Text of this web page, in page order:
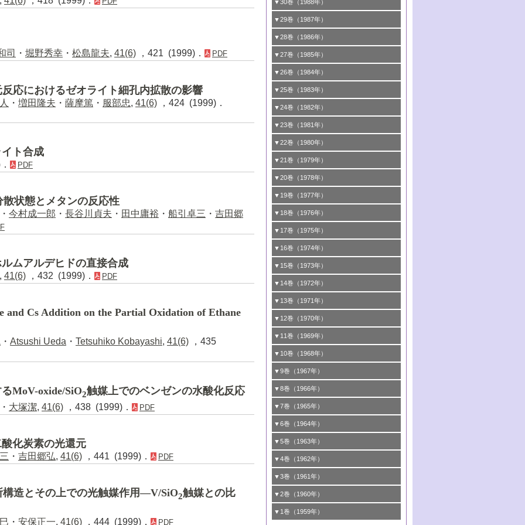
司 ・ 堀野秀幸 ・ 松島龍夫, 41(6) ，421 (1999)． PDF
応におけるゼオライト細孔内拡散の影響
・ 増田隆夫 ・ 薩摩篤 ・ 服部忠, 41(6) ，424 (1999)．
ト合成
PDF
状態とメタンの反応性
・ 今村成一郎 ・ 長谷川貞夫 ・ 田中庸裕 ・ 船引卓三 ・ 吉田郷
ムアルデヒドの直接合成
, 41(6) ，432 (1999)． PDF
and Cs Addition on the Partial Oxidation of Ethane
・ Atsushi Ueda ・ Tetsuhiko Kobayashi, 41(6) ，435
MoV-oxide/SiO2触媒上でのベンゼンの水酸化反応
・ 大塚潔, 41(6) ，438 (1999)． PDF
化炭素の光還元
・ 吉田郷弘, 41(6) ，441 (1999)． PDF
構造とその上での光触媒作用―V/SiO2触媒との比
・ 安保正一, 41(6) ，444 (1999)． PDF
7号 ダイナミックな領域への触媒研究の展
開/C1化学を中心とする21世紀への触媒
8号 マイクロポーラス・クリスタル触媒の
最近の進歩
7号 半導体光触媒の基礎と広がり
8号 最近話題の錯体触媒反応
5号 環境に優しい触媒
7号 クラスター化学とその周辺
8号 CO の化学的利用と触媒
4号 触媒調製の科学と技術の最前線
5号 形にこだわる触媒性能―外形，細孔構
造，表面形状から触媒・担体を考える
6号 第70回触媒討論会
7号 フロン問題と触媒の役割/形にこだわる
触媒性能―外形，細孔構造，表面形状から
触媒・担体を考える
8号 層間はどこまで利用できたか―層状化
合物の機能と特徴
3号 光触媒
4号 表面水素とバルク水素その触媒反応と
のかかわり
5号 生産プロセスにおける環境浄化
6号 第68回触媒討論会
7号 天然ガス利用と触媒技術
8号 広がるポリマー関連の触媒
2号 第65回触媒討論会
3号 有機金属化学の新しい展開と応用
4号 触媒プロセス開発マニュアル―探索か
ら工業化まで，知っておきたいこと
5号 生体関連触媒
6号 第66回触媒討論会
7号 実験技術シリーズ
8号 In-situ 測定による触媒表面の微視的構
2号 第63回触媒討論会
3号 くろもの処理触媒―最近の進歩
4号 不定比酸化物の構造，物性，触媒作用
6号 第64回触媒討論会
7号 《通常号》
8号 環境問題における触媒の役割
▼30巻（1988年）
1号 《通常号》
2号 第61回触媒討論会
3号 C―H結合の活性化
4号 センサと触媒
6号 第62回触媒討論会
7号 固体表面の化学設計と機能
8号 触媒学会創立30周年記念 創立30周年
にあたって/触媒学会創立30周年記念 触媒
化学の現状と展望
▼29巻（1987年）
1号 1987触媒研究の動向と展望
2号 第59回触媒討論会
3号 《通常号》
4号 触媒燃焼
6号 第60回触媒討論会
7号 電極の応用と機能をさぐる
8号 《通常号》
▼28巻（1986年）
1号 《通常号》
2号 第57回触媒討論会
3号 メタノール利用と触媒
4号 触媒構造の精密制御
6号 第58回触媒討論会
7号 触媒構造の精密制御
8号 触媒構造の精密制御
▼27巻（1985年）
1号 触媒研究におけるパソコンの利用
2号 第55回触媒討論会
3号 新しい有機合成と触媒
4号 触媒材料としての金属リン酸塩
な分子の活性化 水および低級アルカン
7号 金属微粒子とクラスターの触媒作用
8号 《通常号》
▼26巻（1984年）
1号 触媒のいろいろな応用
2号 第53回触媒討論会
3号 活性点の構造と機能
4号 活性点の構造と機能
6号 固体，錯体および生体触媒による簡単
2 2
▼25巻（1983年）
1号 <<通常号>>
2号 第51回触媒討論会
3号 希土類元素化合物の触媒作用
4号 <<通常号>>
6号 触媒・酵素の特異性とセンサー
▼24巻（1982年）
1号 第49回触媒討論会
2号 <<通常号>>
3号 Rhを越えられるか
4号 第50回触媒討論会
6号 <<通常号>>
▼23巻（1981年）
1号 第47回触媒討論会
2号 工業用触媒の特性と利用
3号 <<通常号>>
4号 第48回触媒討論会
6号 表面測定法の最近の進歩
▼22巻（1980年）
1号 第45回触媒討論会
2号 石炭
3号 資源・エネルギーと触媒
4号 第46回触媒討論会
6号 資源・エネルギーと触媒
▼21巻（1979年）
1号 均一系と不均一系における触媒作用の
2号 均一系と不均一系における触媒作用の
か
3号 均一系と不均一系における触媒作用の
5号 均一系と不均一系における触媒作用の
6号 均一系と不均一系における触媒作用の
関連
▼20巻（1978年）
1号 第42回触媒討論会
2号 触媒利用の新しい展開
3号 新しい担体を求めて/触媒利用の新しい
展開
4号 第43回触媒討論会
5号 <<通常号>>
▼19巻（1977年）
1号 第40回触媒討論会
2号 <<通常号>>
3号 <<通常号>>
4号 第41回触媒討論会
6号 触媒反応の分子レベルでのアプローチ
▼18巻（1976年）
1号 第38回触媒討論会
2号 <<通常号>>
3号 触媒寿命とその予測
4号 第39回触媒討論会
6号 <<通常号>>
▼17巻（1975年）
1号 第36回触媒討論会
2号 固体表面の新しい研究方法
3号 固体表面の新しい研究方法
4号 第37回触媒討論会
の反応性
▼16巻（1974年）
1号 第34回触媒討論会
2号 <<通常号>>
3号 <<通常号>>
4号 第35回触媒討論会
6号 シンポジウムエネルギー・資源・環境
▼15巻（1973年）
1号 第32回触媒討論会
2号 <<通常号>>
3号 触媒反応工学
4号 第33回触媒討論会
6号 環境問題
▼14巻（1972年）
1号 第30回触媒討論会
2号 新しい触媒とプロセス
3号 酵素触媒反応
4号 第31回触媒討論会
6号 <<通常号>>
▼13巻（1971年）
1号 第28回触媒討論会
2号 触媒研究法各論
3号 有機合成における錯体触媒
4号 第29回触媒討論会
6号 有機合成における錯体触媒
▼12巻（1970年）
1号 第26回触媒討論会
2号 触媒研究法
3号 <<通常号>>
4号 第27回触媒討論会
6号 <<通常号>>
▼11巻（1969年）
1号 第24回触媒討論会
2号 <<通常号>>
3号 <<通常号>>
4号 第25回触媒討論会
機構
機構
▼10巻（1968年）
1号 <<通常号>>
2号 <<通常号>>
3号 <<通常号>>
4号 <<通常号>>
6号 第23回触媒討論会
▼9巻（1967年）
1号 <<通常号>>
2号 <<通常号>>
3号 <<通常号>>
4号 <<通常号>>
6号 第21回触媒討論会
▼8巻（1966年）
1号 <<通常号>>
2号 <<通常号>>
3号 第19回触媒討論会
4号 <<通常号>>
▼7巻（1965年）
1号 第16回触媒討論会
2号 <<通常号>>
3号 第17回触媒討論会
4号 <<通常号>>
6号 <<通常号>>
▼6巻（1964年）
1号 第14回触媒討論会
2号 錯体触媒シンポジウム
3号 <<通常号>>
4号 第15回触媒討論会
▼5巻（1963年）
1号 <<通常号>>
2号 <<通常号>>
3号 第13回触媒討論会
4号 <<通常号>>
▼4巻（1962年）
1号 第11回触媒討論会
2号 <<通常号>>
3号 <<通常号>>
▼3巻（1961年）
1号 触媒表面の均一性，不均一性について
2号 第10回触媒討論会
▼2巻（1960年）
1号 <<通常号>>
▼1巻（1959年）